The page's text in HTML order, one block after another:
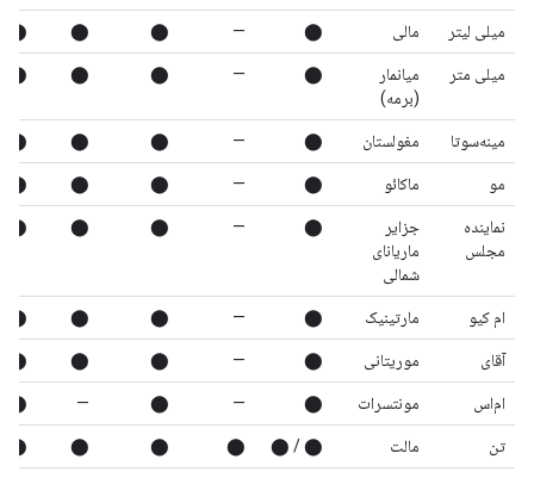
میلی لیتر مالی ⬤
—
⬤
⬤
⬤
میلی متر
میانمار
(برمه)
⬤
—
⬤
⬤
⬤
مینه‌سوتا مغولستان ⬤
—
⬤
⬤
⬤
مو ماکائو ⬤
—
⬤
⬤
⬤
نماینده
مجلس
جزایر
ماریانای
شمالی
⬤
—
⬤
⬤
⬤
ام کیو مارتینیک ⬤
—
⬤
⬤
⬤
آقای موریتانی ⬤
—
⬤
⬤
⬤
ام‌اس مونتسرات ⬤
—
⬤
—
⬤
تن مالت ⬤ / ⬤
⬤
⬤
⬤
⬤